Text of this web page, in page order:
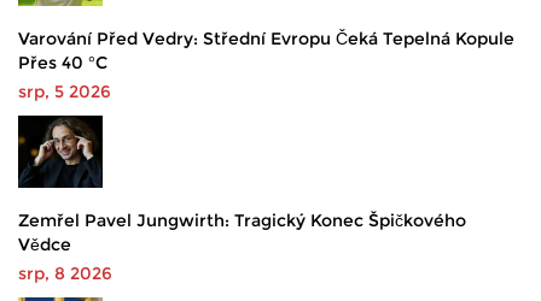
Varování Před Vedry: Střední Evropu Čeká Tepelná Kopule
Přes 40 °C
srp, 5 2026
Zemřel Pavel Jungwirth: Tragický Konec Špičkového
Vědce
srp, 8 2026